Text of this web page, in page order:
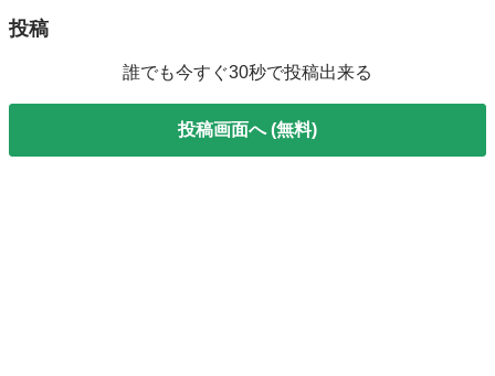
投稿
誰でも今すぐ30秒で投稿出来る
投稿画面へ (無料)